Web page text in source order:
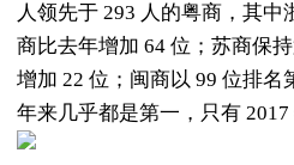
人领先于 293 人的粤商，其
商比去年增加 64 位；苏商保
增加 22 位；闽商以 99 位排名
年来几乎都是第一，只有